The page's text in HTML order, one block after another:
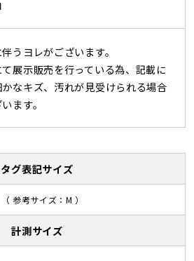
うヨレがございます。
展示販売を行っている為、記載に
なキズ、汚れが見受けられる場合
ます。
タグ表記サイズ
（ 参考サイズ：M ）
計測サイズ